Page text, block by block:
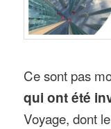
Ce sont pas
qui ont été
Voyage, dont